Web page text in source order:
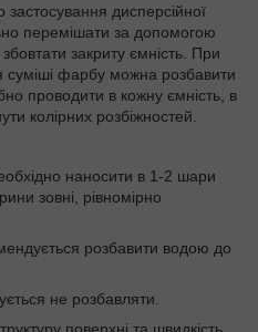
дисперсійної
перемішати за допомогою
закриту ємність. При
суміші фарбу можна розбавити
проводити в кожну ємність, в
колірних розбіжностей.
наносити в 1-2 шари
зовні, рівномірно
розбавити водою до
не розбавляти.
поверхні та швидкість